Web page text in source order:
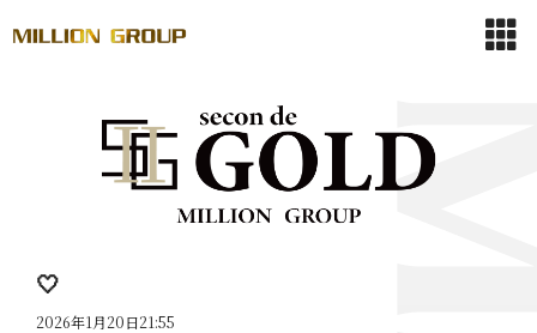
🤍
2026年1月20日21:55